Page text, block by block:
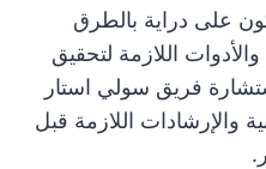
على دراية بالطرق
اللازمة لتحقيق
فريق سولي استار
والإرشادات اللازمة قبل